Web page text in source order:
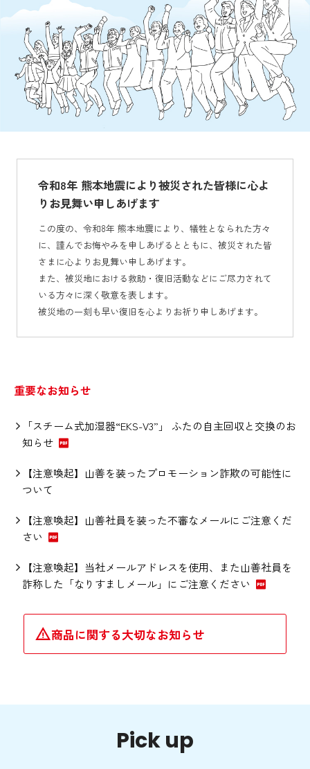
令和8年 熊本地震により被災された皆様に心よ
りお見舞い申しあげます
この度の、令和8年 熊本地震により、犠牲となられた方々
に、謹んでお悔やみを申しあげるとともに、被災された皆
さまに心よりお見舞い申しあげます。
また、被災地における救助・復旧活動などにご尽力されて
いる方々に深く敬意を表します。
被災地の一刻も早い復旧を心よりお祈り申しあげます。
重要なお知らせ
「スチーム式加湿器“EKS-V3”」 ふたの自主回収と交換のお
知らせ
【注意喚起】山善を装ったプロモーション詐欺の可能性に
ついて
【注意喚起】山善社員を装った不審なメールにご注意くだ
さい
【注意喚起】当社メールアドレスを使用、また山善社員を
詐称した「なりすましメール」にご注意ください
商品に関する大切なお知らせ
Pick up